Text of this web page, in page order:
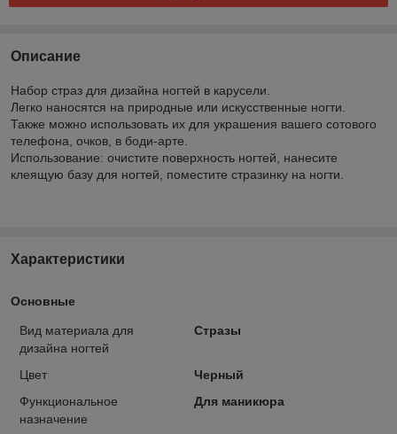
Описание
Набор страз для дизайна ногтей в карусели.
Легко наносятся на природные или искусственные ногти.
Также можно использовать их для украшения вашего сотового
телефона, очков, в боди-арте.
Использование: очистите поверхность ногтей, нанесите
клеящую базу для ногтей, поместите стразинку на ногти.
Характеристики
Основные
Вид материала для
дизайна ногтей
Стразы
Цвет
Черный
Функциональное
назначение
Для маникюра